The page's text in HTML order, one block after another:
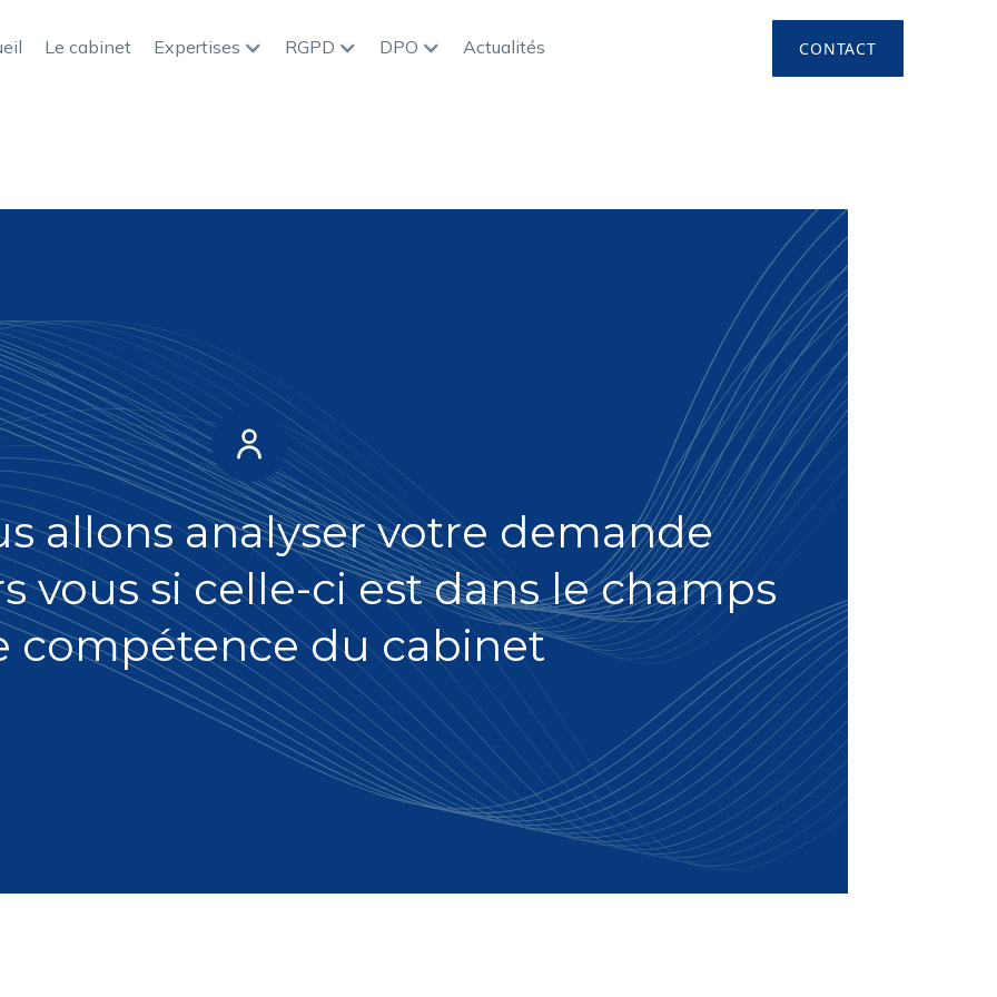
Le cabinet Expertises RGPD DPO Actualités CONTACT
allons analyser votre demande
vous si celle-ci est dans le champs
compétence du cabinet